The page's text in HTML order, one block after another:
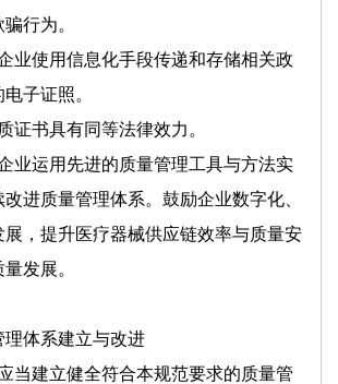
行为。
使用信息化手段传递和存储相关政
子证照。
证书具有同等法律效力。
运用先进的质量管理工具与方法实
进质量管理体系。鼓励企业数字化、
展，提升医疗器械供应链效率与质量安
发展。
理体系建立与改进
建立健全符合本规范要求的质量管